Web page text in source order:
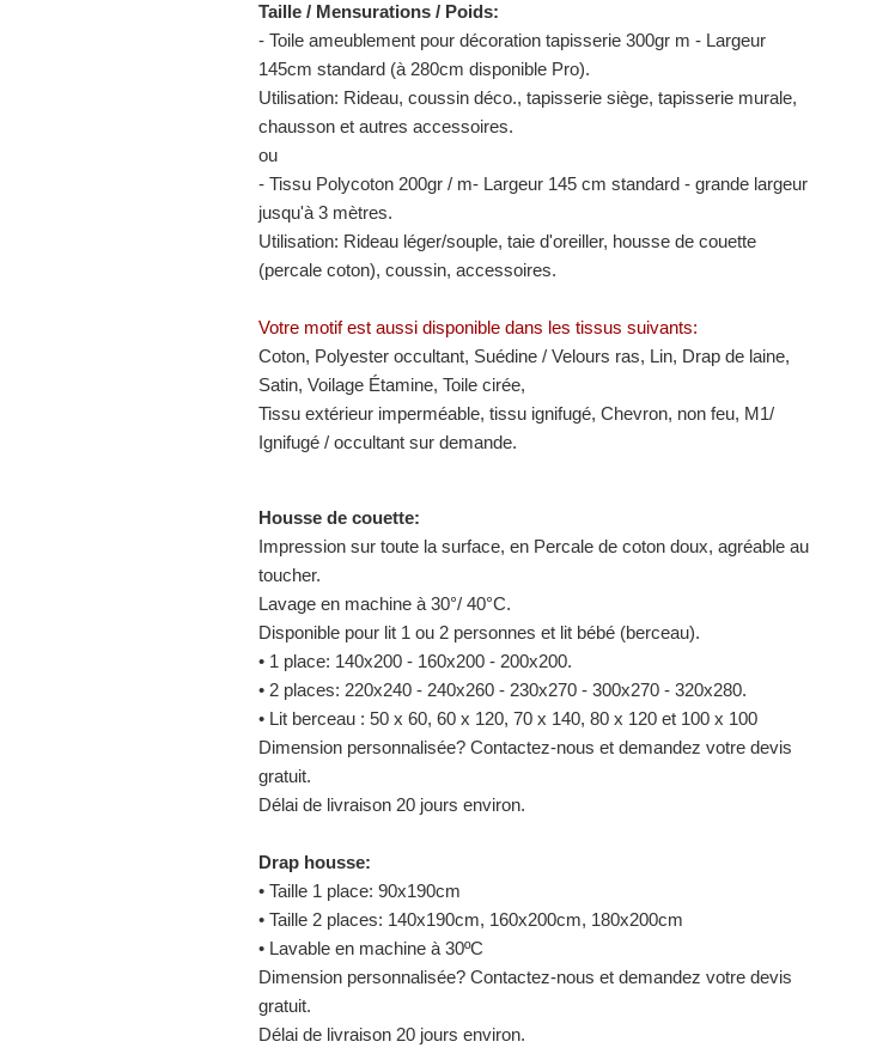
Taille / Mensurations / Poids:
- Toile ameublement pour décoration tapisserie 300gr m - Largeur
145cm standard (à 280cm disponible Pro).
Utilisation: Rideau, coussin déco., tapisserie siège, tapisserie murale,
chausson et autres accessoires.
ou
- Tissu Polycoton 200gr / m- Largeur 145 cm standard - grande largeur
jusqu'à 3 mètres.
Utilisation: Rideau léger/souple, taie d'oreiller, housse de couette
(percale coton), coussin, accessoires.
Votre motif est aussi disponible dans les tissus suivants:
Coton, Polyester occultant, Suédine / Velours ras, Lin, Drap de laine,
Satin, Voilage Étamine, Toile cirée,
Tissu extérieur imperméable, tissu ignifugé, Chevron, non feu, M1/​​
Ignifugé / occultant sur demande.
Housse de couette:
Impression sur toute la surface, en Percale de coton doux, agréable au
toucher.
Lavage en machine à 30°/ 40°C.
Disponible pour lit 1 ou 2 personnes et lit bébé (berceau).
• 1 place: 140x200 - 160x200 - 200x200.
• 2 places: 220x240 - 240x260 - 230x270 - 300x270 - 320x280.
• Lit berceau : 50 x 60, 60 x 120, 70 x 140, 80 x 120 et 100 x 100
Dimension personnalisée? Contactez-nous et demandez votre devis
gratuit.
Délai de livraison 20 jours environ.
Drap housse:
• Taille 1 place: 90x190cm
• Taille 2 places: 140x190cm, 160x200cm, 180x200cm
• Lavable en machine à 30ºC
Dimension personnalisée? Contactez-nous et demandez votre devis
gratuit.
Délai de livraison 20 jours environ.